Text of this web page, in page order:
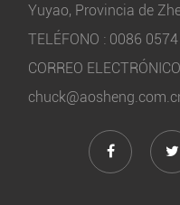
Yuyao, Provincia de
TELÉFONO : 0086
CORREO